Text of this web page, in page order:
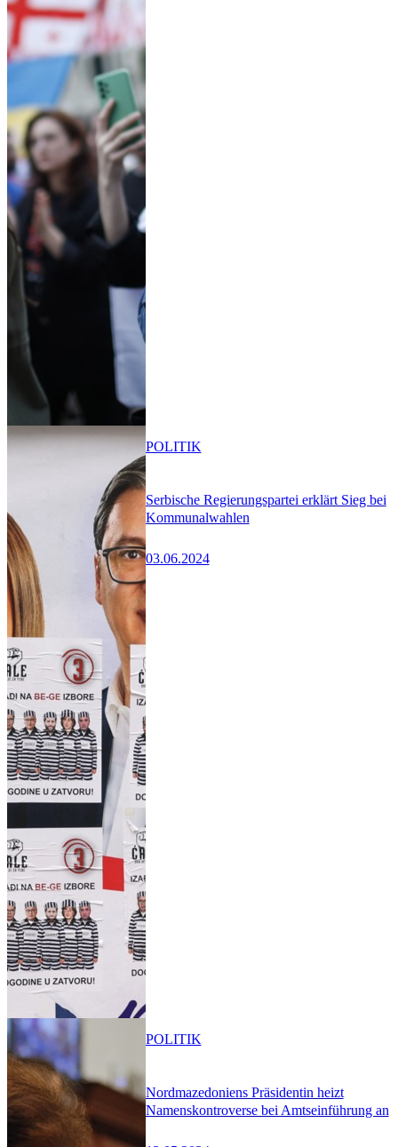
Serbische Regierungspartei erklärt Sieg bei
Kommunalwahlen
03.06.2024
POLITIK
Nordmazedoniens Präsidentin heizt
Namenskontroverse bei Amtseinführung an
POLITIK